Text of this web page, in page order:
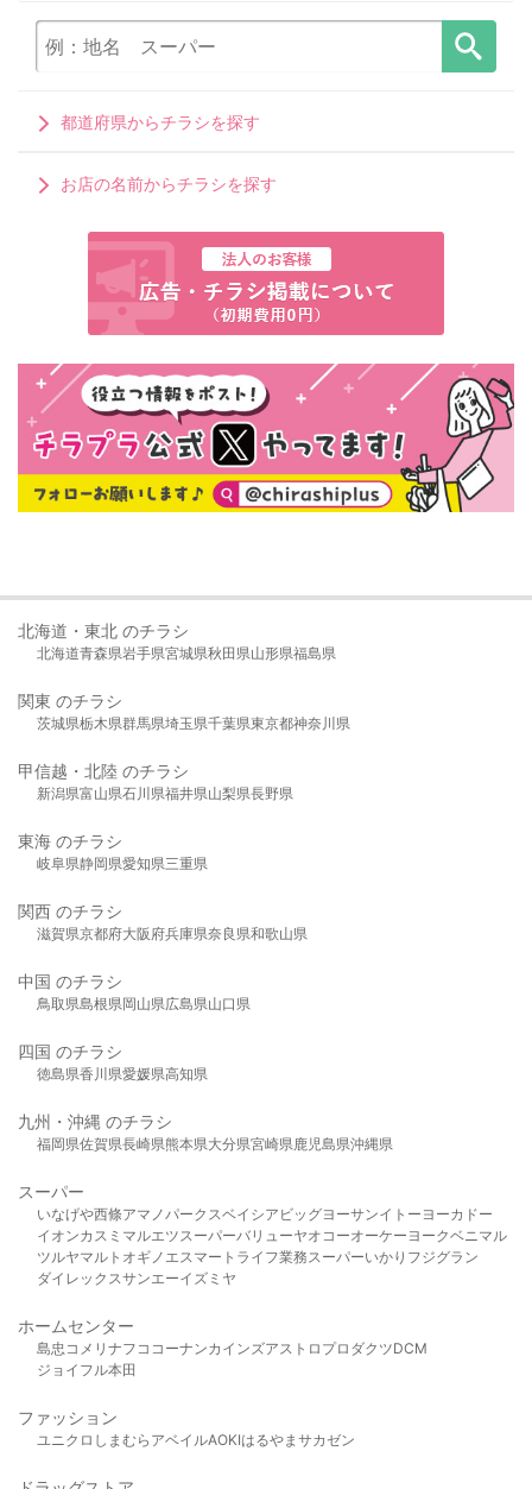
都道府県からチラシを探す
お店の名前からチラシを探す
北海道・東北 のチラシ
北海道青森県岩手県宮城県秋田県山形県福島県
関東 のチラシ
茨城県栃木県群馬県埼玉県千葉県東京都神奈川県
甲信越・北陸 のチラシ
新潟県富山県石川県福井県山梨県長野県
東海 のチラシ
岐阜県静岡県愛知県三重県
関西 のチラシ
滋賀県京都府大阪府兵庫県奈良県和歌山県
中国 のチラシ
鳥取県島根県岡山県広島県山口県
四国 のチラシ
徳島県香川県愛媛県高知県
九州・沖縄 のチラシ
福岡県佐賀県長崎県熊本県大分県宮崎県鹿児島県沖縄県
スーパー
いなげや西條アマノパークスベイシア ビッグヨーサンイトーヨーカドー
イオンカスミ マルエツスーパーバリューヤオコーオーケー ヨークベニマル
ツルヤマルト オギノ エスマート ライフ業務スーパーいかり フジグラン
ダイレックスサンエーイズミヤ
ホームセンター
島忠 コメリ ナフコ コーナンカインズアストロプロダクツDCM
ジョイフル本田
ファッション
ユニクロ しまむら アベイルAOKIはるやま サカゼン